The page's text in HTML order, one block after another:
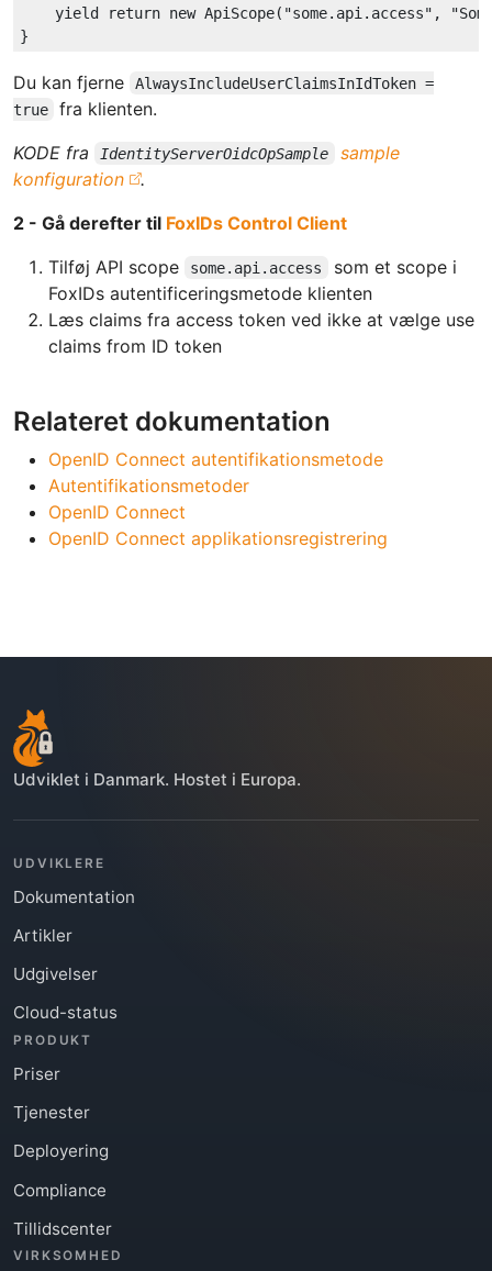
yield
return new ApiScope( "some.api.access" ,
Du kan fjerne
AlwaysIncludeUserClaimsInIdToken =
true
fra klienten.
KODE fra
IdentityServerOidcOpSample
sample
konfiguration
.
2 - Gå derefter til FoxIDs Control Client
Tilføj API scope
some.api.access
som et scope i
FoxIDs autentificeringsmetode klienten
Læs claims fra access token ved ikke at vælge use
claims from ID token
Relateret dokumentation
OpenID Connect autentifikationsmetode
Autentifikationsmetoder
OpenID Connect
OpenID Connect applikationsregistrering
Udviklet i Danmark. Hostet i Europa.
UDVIKLERE
Dokumentation
Artikler
Udgivelser
Cloud-status
PRODUKT
Priser
Tjenester
Deployering
Compliance
Tillidscenter
VIRKSOMHED